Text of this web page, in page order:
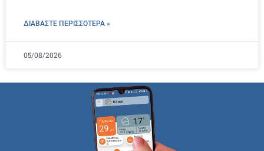
ΔΙΑΒΑΣΤΕ ΠΕΡΙΣΣΌΤΕΡΑ »
05/08/2026